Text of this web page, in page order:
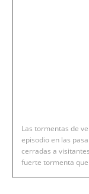
Las tormentas de
episodio en las
cerradas a
fuerte tormenta que